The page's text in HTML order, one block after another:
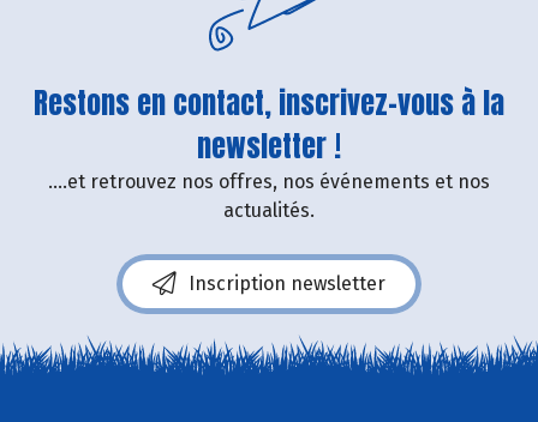
Restons en contact, inscrivez-vous à la
newsletter !
....et retrouvez nos offres, nos événements et nos
actualités.
Inscription newsletter